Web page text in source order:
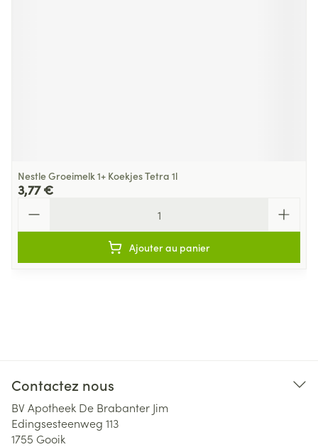
Nestle Groeimelk 1+ Koekjes Tetra 1l
3,77 €
Ajouter au panier
Contactez nous
BV Apotheek De Brabanter Jim
Edingsesteenweg 113
1755 Gooik